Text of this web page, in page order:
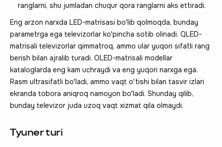
ranglarni, shu jumladan chuqur qora ranglarni aks ettiradi.
Eng arzon narxda LED-matrisasi bo'lib qolmoqda, bunday
parametrga ega televizorlar ko'pincha sotib olinadi. QLED-
matrisali televizorlar qimmatroq, ammo ular yuqori sifatli rang
berish bilan ajralib turadi. OLED-matrisali modellar
kataloglarda eng kam uchraydi va eng yuqori narxga ega.
Rasm ultrasifatli bo'ladi, ammo vaqt o'tishi bilan tasvir izlari
ekranda tobora aniqroq namoyon bo'ladi. Shunday qilib,
bunday televizor juda uzoq vaqt xizmat qila olmaydi.
Tyuner turi